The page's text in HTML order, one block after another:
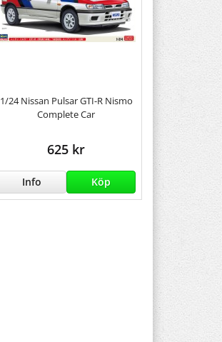
1/24 Nissan Pulsar GTI-R Nismo
Complete Car
625 kr
Info Köp